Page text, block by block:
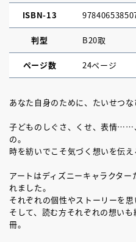
ISBN-13
判型 B20取
ページ数 24ページ
あなた自身のために、たいせつな
子どものしぐさ、くせ、表情……
の。
時を紡いでこそ気づく想いを伝え
アートはディズニーキャラクタ
れました。
それぞれの個性やストーリーを思
そして、読む方それぞれの想い
冊。